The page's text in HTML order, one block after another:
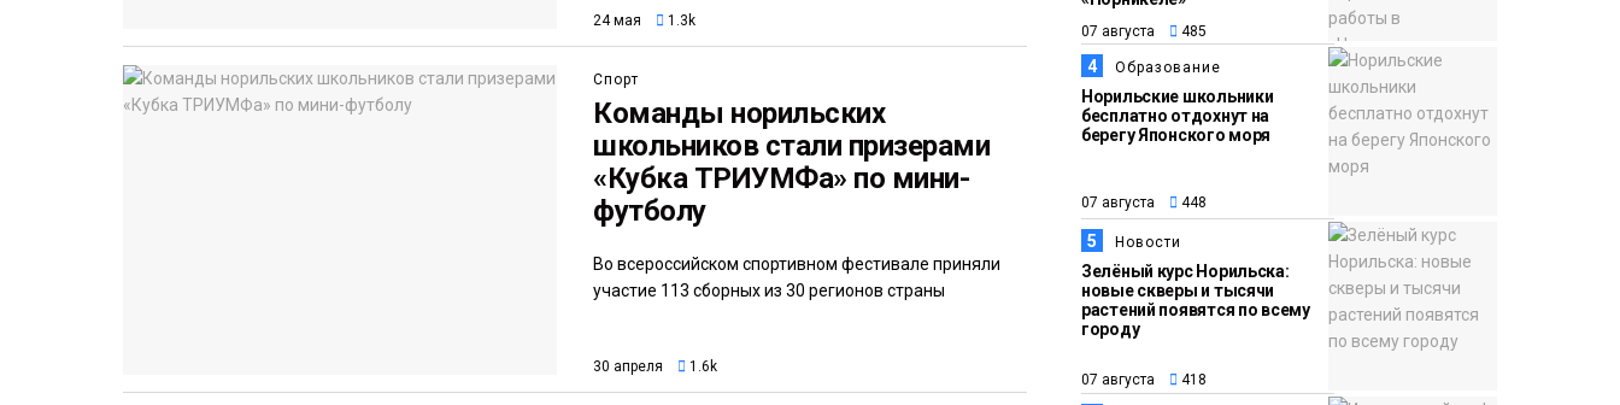
24 мая 1.3k
Спорт
Команды норильских
школьников стали призерами
«Кубка ТРИУМФа» по мини-
футболу
Во всероссийском спортивном фестивале приняли
участие 113 сборных из 30 регионов страны
30 апреля 1.6k
07 августа 485
4 Образование
Норильские школьники
бесплатно отдохнут на
берегу Японского моря
07 августа 448
5 Новости
Зелёный курс Норильска:
новые скверы и тысячи
растений появятся по всему
городу
07 августа 418